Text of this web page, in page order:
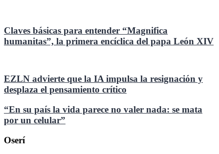
Claves básicas para entender “Magnifica
humanitas”, la primera encíclica del papa León XIV
EZLN advierte que la IA impulsa la resignación y
desplaza el pensamiento crítico
“En su país la vida parece no valer nada: se mata
por un celular”
Oserí